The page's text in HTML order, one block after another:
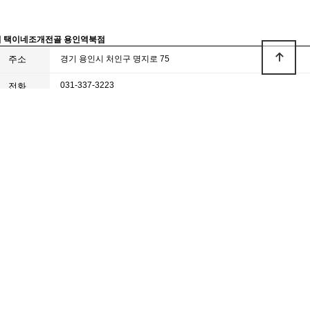
택이네조개전골 용인역북점
주소 경기 용인시 처인구 명지로 75
전화 031-337-3223